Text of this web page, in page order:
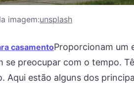
imagem:unsplash
casamentoProporcionam um
preocupar com o tempo.
Aqui estão alguns dos